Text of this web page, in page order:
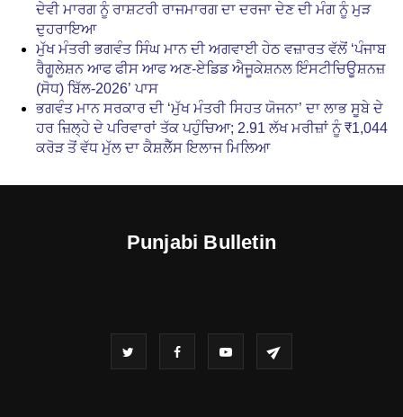
ਦੇਵੀ ਮਾਰਗ ਨੂੰ ਰਾਸ਼ਟਰੀ ਰਾਜਮਾਰਗ ਦਾ ਦਰਜਾ ਦੇਣ ਦੀ ਮੰਗ ਨੂੰ ਮੁੜ
ਦੁਹਰਾਇਆ
ਮੁੱਖ ਮੰਤਰੀ ਭਗਵੰਤ ਸਿੰਘ ਮਾਨ ਦੀ ਅਗਵਾਈ ਹੇਠ ਵਜ਼ਾਰਤ ਵੱਲੋਂ ‘ਪੰਜਾਬ
ਰੈਗੂਲੇਸ਼ਨ ਆਫ ਫੀਸ ਆਫ ਅਣ-ਏਡਿਡ ਐਜੂਕੇਸ਼ਨਲ ਇੰਸਟੀਚਿਊਸ਼ਨਜ਼
(ਸੋਧ) ਬਿੱਲ-2026’ ਪਾਸ
ਭਗਵੰਤ ਮਾਨ ਸਰਕਾਰ ਦੀ ‘ਮੁੱਖ ਮੰਤਰੀ ਸਿਹਤ ਯੋਜਨਾ’ ਦਾ ਲਾਭ ਸੂਬੇ ਦੇ
ਹਰ ਜ਼ਿਲ੍ਹੇ ਦੇ ਪਰਿਵਾਰਾਂ ਤੱਕ ਪਹੁੰਚਿਆ; 2.91 ਲੱਖ ਮਰੀਜ਼ਾਂ ਨੂੰ ₹1,044
ਕਰੋੜ ਤੋਂ ਵੱਧ ਮੁੱਲ ਦਾ ਕੈਸ਼ਲੈੱਸ ਇਲਾਜ ਮਿਲਿਆ
Punjabi Bulletin